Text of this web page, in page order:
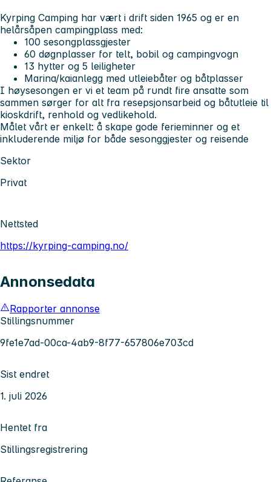
Kyrping Camping har vært i drift siden 1965 og er en
helårsåpen campingplass med:
100 sesongplassgjester
60 døgnplasser for telt, bobil og campingvogn
13 hytter og 5 leiligheter
Marina/kaianlegg med utleiebåter og båtplasser
I høysesongen er vi et team på rundt fire ansatte som
sammen sørger for alt fra resepsjonsarbeid og båtutleie til
kioskdrift, renhold og vedlikehold.
Målet vårt er enkelt: å skape gode ferieminner og et
inkluderende miljø for både sesonggjester og reisende
Sektor
Privat
Nettsted
https://kyrping-camping.no/
Annonsedata
Rapporter annonse
Stillingsnummer
9fe1e7ad-00ca-4ab9-8f77-657806e703cd
Sist endret
1. juli 2026
Hentet fra
Stillingsregistrering